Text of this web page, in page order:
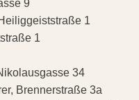
9
1
1
34
Brennerstraße 3a